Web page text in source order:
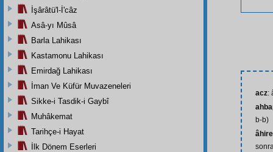
acz:
b-b)
İşârâtü'l-İ'câz
Asâ-yı Mûsâ
Barla Lahikası
Kastamonu Lahikası
Emirdağ Lahikası
İman Ve Küfür Muvazeneleri
Sikke-i Tasdik-i Gaybî
Muhâkemat
Tarihçe-i Hayat
İlk Dönem Eserleri